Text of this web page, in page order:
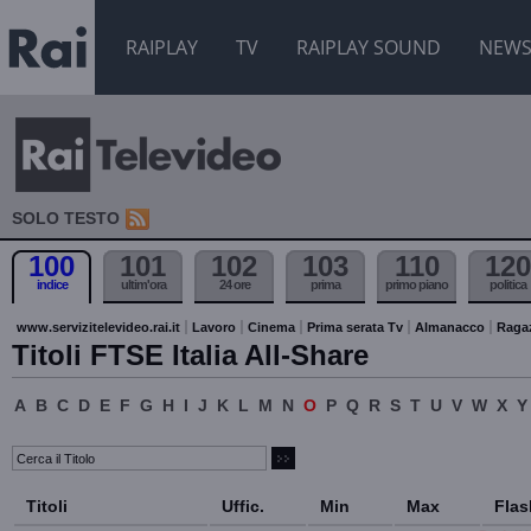
RAIPLAY TV RAIPLAY SOUND NEWS
SOLO TESTO
100
indice
101
ultim'ora
102
24 ore
103
prima
110
primo piano
120
politica
www.servizitelevideo.rai.it Lavoro Cinema Prima serata Tv Almanacco
Titoli FTSE Italia All-Share
A B C D E F G H I J K L M N O P Q R S T U V W X Y
Titoli Uffic. Min Max